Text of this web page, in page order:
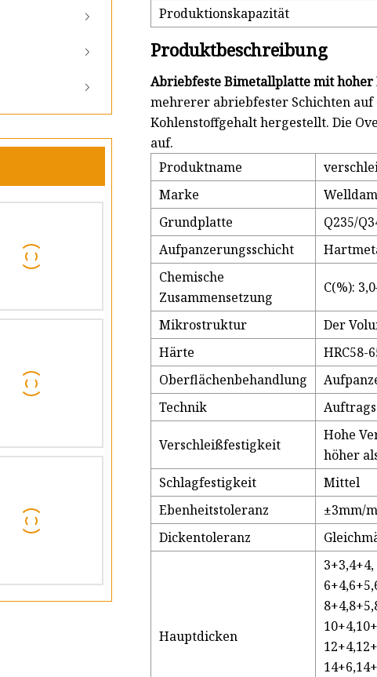
Produktionskapazität
Produktbeschreibung
Abriebfeste Bimetallplatte mit hoher
mehrerer abriebfester Schichten
Kohlenstoffgehalt hergestellt. Die
auf.
Produktname
Marke
Welldam
Grundplatte
Q235/
Aufpanzerungsschicht
Chemische
Zusammensetzung
C(%):
Mikrostruktur
Der
Härte
HRC58-
Oberflächenbehandlung
Technik
Verschleißfestigkeit
Hohe
höher
Schlagfestigkeit
Mittel
Ebenheitstoleranz
±3mm/m
Dickentoleranz
Hauptdicken
3+3,4+4,